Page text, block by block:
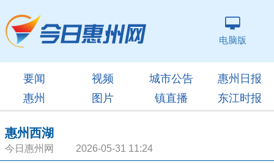
电脑版
要闻 视频 城市公告
惠州日报
惠州
图片 镇直播 东江时报
惠州西湖
今日惠州网 2026-05-31 11:24